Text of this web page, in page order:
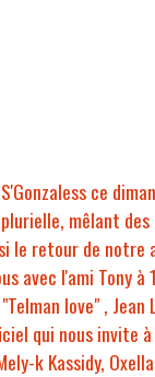
ce
mêlant
retour de notre
avec l'ami Tony
love" ,
qui nous
k Kassidy,